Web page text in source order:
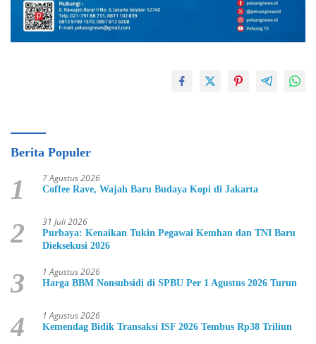
Berita Populer
1 7 Agustus 2026
Coffee Rave, Wajah Baru Budaya Kopi di Jakarta
2 31 Juli 2026
Purbaya: Kenaikan Tukin Pegawai Kemhan dan TNI Baru
Dieksekusi 2026
3 1 Agustus 2026
Harga BBM Nonsubsidi di SPBU Per 1 Agustus 2026 Turun
4 1 Agustus 2026
Kemendag Bidik Transaksi ISF 2026 Tembus Rp38 Triliun